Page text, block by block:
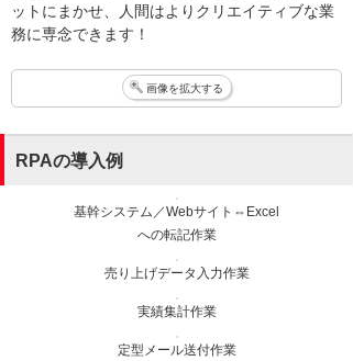
ットにまかせ、人間はよりクリエイティブな業
務に専念できます！
画像を拡大する
RPAの導入例
基幹システム／Webサイト⇔Excel
への転記作業
売り上げデータ入力作業
実績集計作業
定型メール送付作業